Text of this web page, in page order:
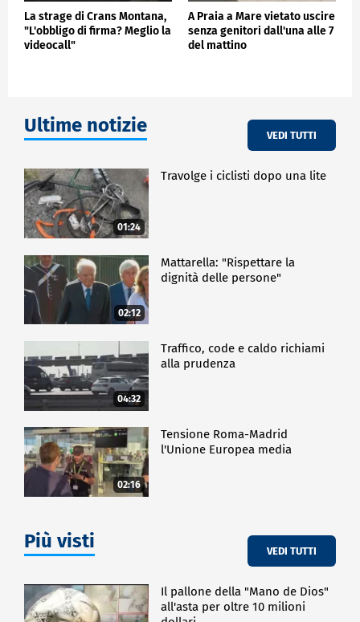
La strage di Crans Montana,
"L'obbligo di firma? Meglio la
videocall"
A Praia a Mare vietato uscire
senza genitori dall'una alle 7
del mattino
Ultime notizie VEDI TUTTI
01:24
Travolge i ciclisti dopo una lite
02:12
Mattarella: "Rispettare la
dignità delle persone"
04:32
Traffico, code e caldo richiami
alla prudenza
02:16
Tensione Roma-Madrid
l'Unione Europea media
Più visti VEDI TUTTI
Il pallone della "Mano de Dios"
all'asta per oltre 10 milioni